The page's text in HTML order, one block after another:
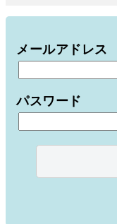
メールアドレス
パスワード